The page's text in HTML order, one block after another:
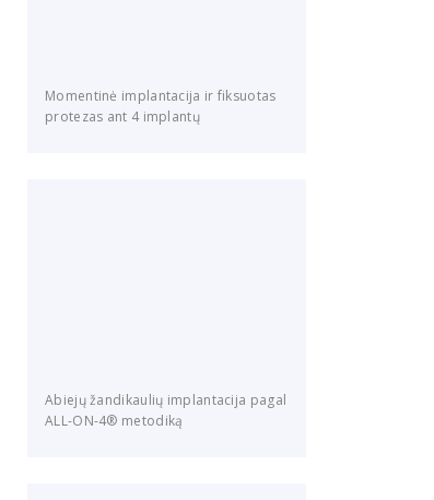
Momentinė implantacija ir fiksuotas
protezas ant 4 implantų
Abiejų žandikaulių implantacija pagal
ALL-ON-4® metodiką